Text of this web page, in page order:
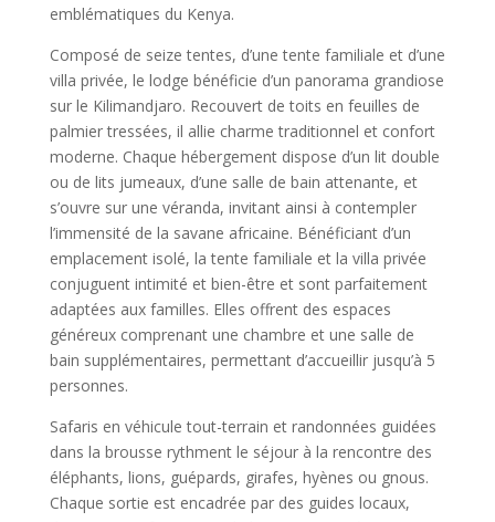
emblématiques du Kenya.
Composé de seize tentes, d’une tente familiale et d’une
villa privée, le lodge bénéficie d’un panorama grandiose
sur le Kilimandjaro. Recouvert de toits en feuilles de
palmier tressées, il allie charme traditionnel et confort
moderne. Chaque hébergement dispose d’un lit double
ou de lits jumeaux, d’une salle de bain attenante, et
s’ouvre sur une véranda, invitant ainsi à contempler
l’immensité de la savane africaine. Bénéficiant d’un
emplacement isolé, la tente familiale et la villa privée
conjuguent intimité et bien-être et sont parfaitement
adaptées aux familles. Elles offrent des espaces
généreux comprenant une chambre et une salle de
bain supplémentaires, permettant d’accueillir jusqu’à 5
personnes.
Safaris en véhicule tout-terrain et randonnées guidées
dans la brousse rythment le séjour à la rencontre des
éléphants, lions, guépards, girafes, hyènes ou gnous.
Chaque sortie est encadrée par des guides locaux,